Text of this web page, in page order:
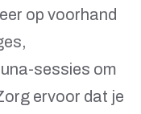
op voorhand
sessies om
ervoor dat je